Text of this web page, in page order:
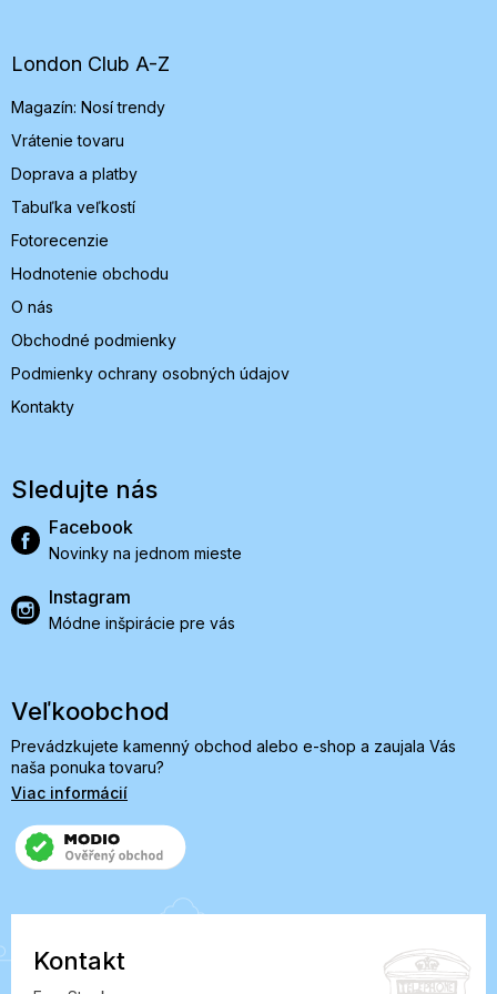
e
London Club A-Z
Magazín: Nosí trendy
Vrátenie tovaru
Doprava a platby
Tabuľka veľkostí
Fotorecenzie
Hodnotenie obchodu
O nás
Obchodné podmienky
Podmienky ochrany osobných údajov
Kontakty
Sledujte nás
Facebook
Novinky na jednom mieste
Instagram
Módne inšpirácie pre vás
Veľkoobchod
Prevádzkujete kamenný obchod alebo e-shop a zaujala Vás
naša ponuka tovaru?
Viac informácií
Kontakt